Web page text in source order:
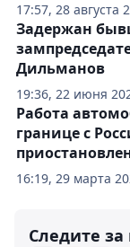
17:57, 28 августа
19:36, 22 июня
Задержан
Дильманов
16:19, 29 марта
Работа
границе с
Следите за